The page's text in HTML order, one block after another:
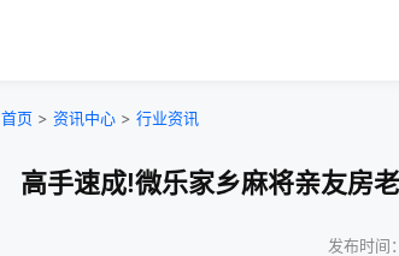
首页 > 资讯中心 > 行业资讯
高手速成!微乐家乡麻将亲友房
发布时间